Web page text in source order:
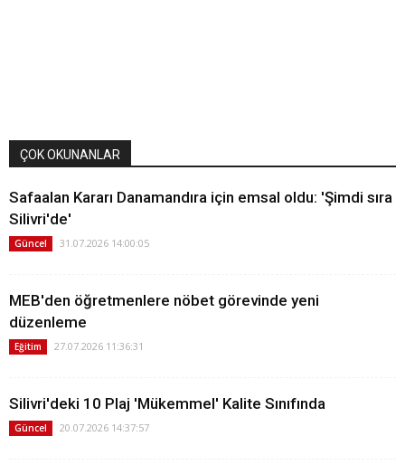
ÇOK OKUNANLAR
Safaalan Kararı Danamandıra için emsal oldu: 'Şimdi sıra
Silivri'de'
Güncel 31.07.2026 14:00:05
MEB'den öğretmenlere nöbet görevinde yeni
düzenleme
Eğitim 27.07.2026 11:36:31
Silivri'deki 10 Plaj 'Mükemmel' Kalite Sınıfında
Güncel 20.07.2026 14:37:57